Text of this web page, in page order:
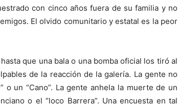
con cinco años fuera de su familia y no
El olvido comunitario y estatal es la peor
que una bala o una bomba oficial los tiró al
de la reacción de la galería. La gente no
o un “Cano”. La gente anhela la muerte de un
o el “loco Barrera”. Una encuesta en tal